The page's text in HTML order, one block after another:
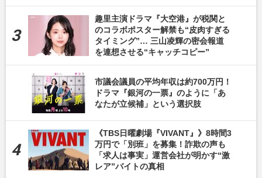
趣里主演ドラマ『大空港』が税関と
のコラボポスター解禁も“皮肉すぎる
タイミング”… 三山凌輝の密会報道
を連想させる“キャッチコピー”
市議会議員の平均年収は約700万円！
ドラマ『銀河の一票』のように「あ
なたが立候補」という選択肢
《TBS日曜劇場『VIVANT』》8時間3
万円で「別班」を募集！詐欺の声も
「求人は事実」運営会社が明かす“激
レア”バイトの真相